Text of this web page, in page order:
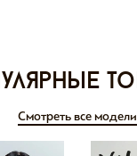
Смотреть все модели